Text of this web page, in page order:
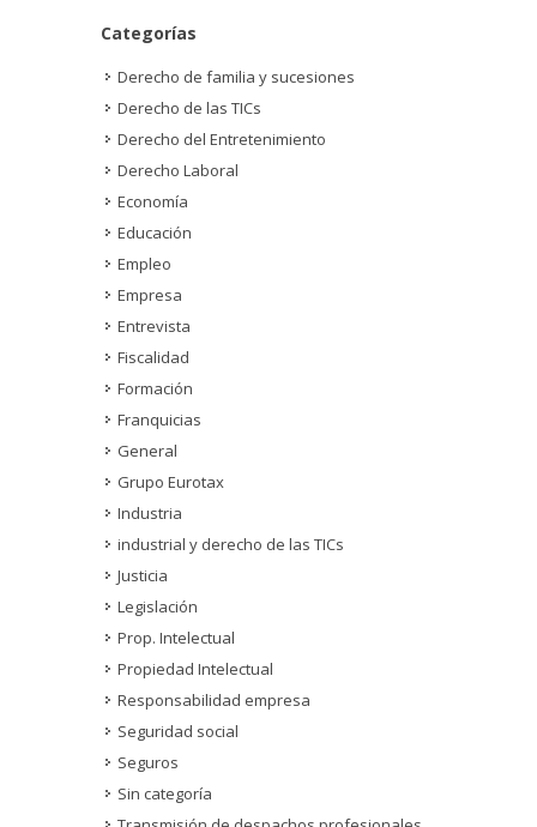
Categorías
Derecho de familia y sucesiones
Derecho de las TICs
Derecho del Entretenimiento
Derecho Laboral
Economía
Educación
Empleo
Empresa
Entrevista
Fiscalidad
Formación
Franquicias
General
Grupo Eurotax
Industria
industrial y derecho de las TICs
Justicia
Legislación
Prop. Intelectual
Propiedad Intelectual
Responsabilidad empresa
Seguridad social
Seguros
Sin categoría